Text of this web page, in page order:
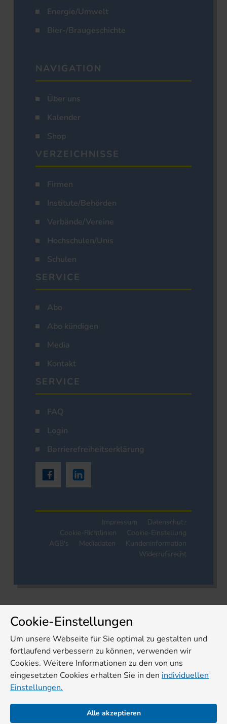
Energie/Umwelt
Bier-/Braugeschichte
NAVIGATION
Über uns
Kalender
Shop
VERZEICHNISSE
Firmen
Institute/Behörden
Verbände/Vereine
Hochschulen/Unis
Schulen
SERVICE
Abo
Abo kündigen
Media
Kontakt
SERVICE
FAQ
Login
Barrierefreiheitserklärung
Impressum
Datenschutz
Cookie-Richtlinien
Cookie-Einstellung
AGB's
Mediadaten
Kundeninformation
Widerrufsrecht
Cookie-Einstellungen
Um unsere Webseite für Sie optimal zu gestalten und
fortlaufend verbessern zu können, verwenden wir
Cookies. Weitere Informationen zu den von uns
eingesetzten Cookies erhalten Sie in den individuellen
Einstellungen.
Alle akzeptieren